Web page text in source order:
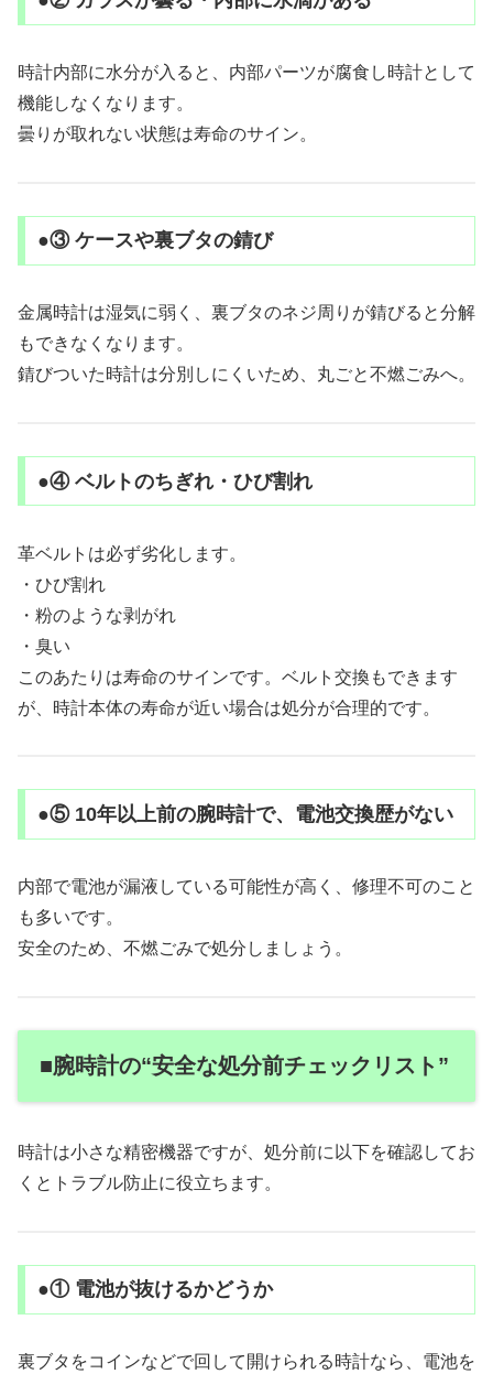
時計内部に水分が入ると、内部パーツが腐食し時計として
機能しなくなります。
曇りが取れない状態は寿命のサイン。
●③ ケースや裏ブタの錆び
金属時計は湿気に弱く、裏ブタのネジ周りが錆びると分解
もできなくなります。
錆びついた時計は分別しにくいため、丸ごと不燃ごみへ。
●④ ベルトのちぎれ・ひび割れ
革ベルトは必ず劣化します。
・ひび割れ
・粉のような剥がれ
・臭い
このあたりは寿命のサインです。ベルト交換もできます
が、時計本体の寿命が近い場合は処分が合理的です。
●⑤ 10年以上前の腕時計で、電池交換歴がない
内部で電池が漏液している可能性が高く、修理不可のこと
も多いです。
安全のため、不燃ごみで処分しましょう。
■腕時計の“安全な処分前チェックリスト”
時計は小さな精密機器ですが、処分前に以下を確認してお
くとトラブル防止に役立ちます。
●① 電池が抜けるかどうか
裏ブタをコインなどで回して開けられる時計なら、電池を